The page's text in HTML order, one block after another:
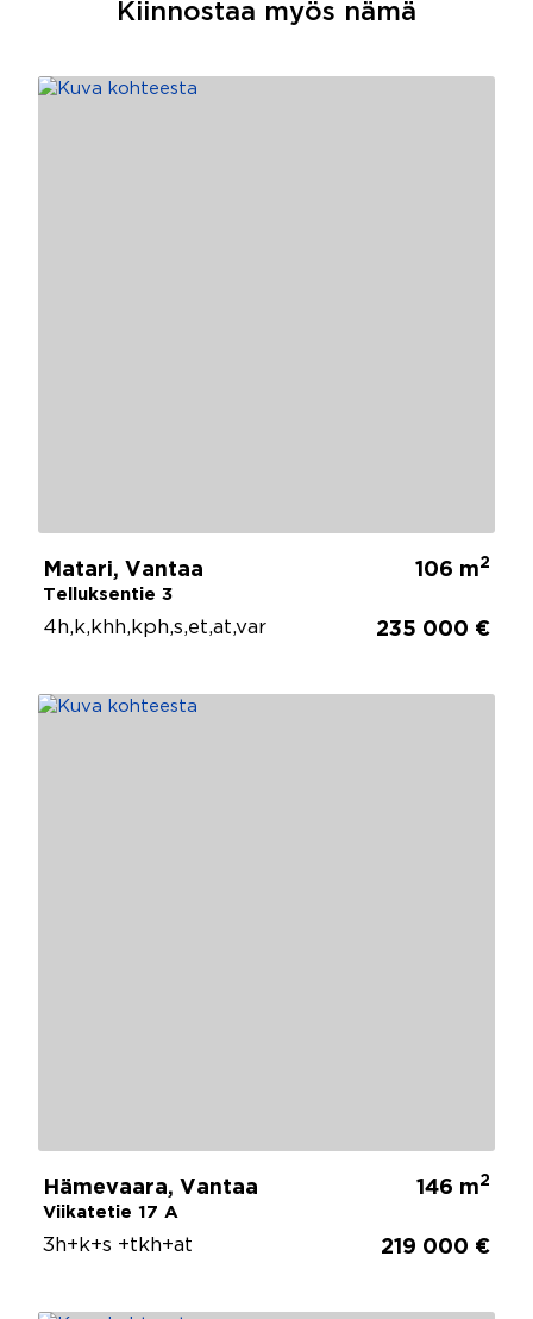
Kiinnostaa myös nämä
Matari, Vantaa
Telluksentie 3
106 m2
4h,k,khh,kph,s,et,at,var 235 000 €
Hämevaara, Vantaa
Viikatetie 17 A
146 m2
3h+k+s +tkh+at 219 000 €